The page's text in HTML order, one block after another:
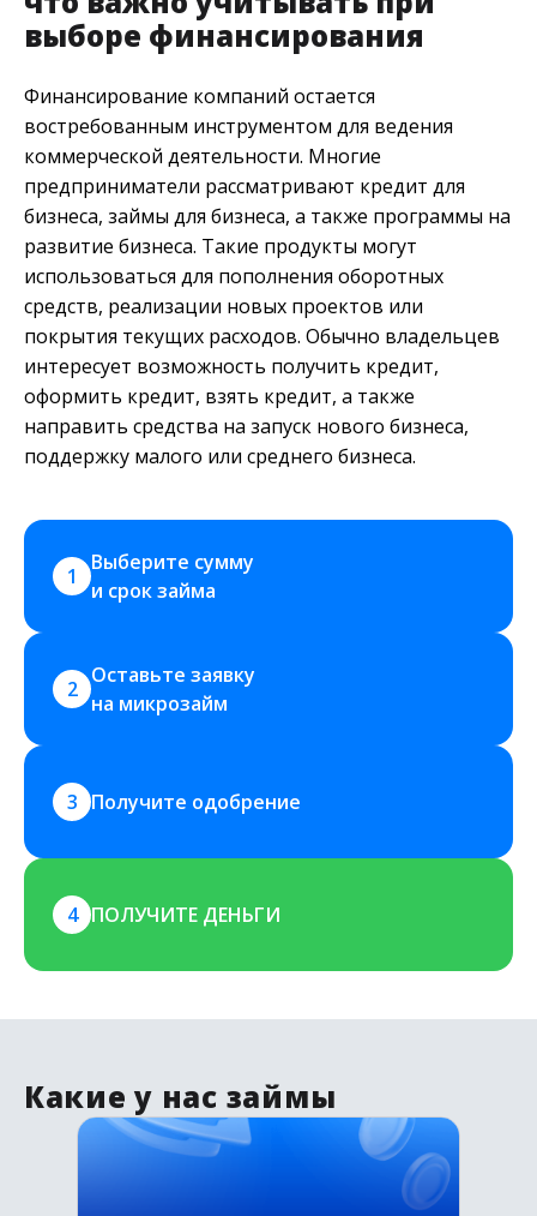
выборе финансирования
Финансирование компаний остается
востребованным инструментом для ведения
коммерческой деятельности. Многие
предприниматели рассматривают кредит для
бизнеса, займы для бизнеса, а также программы на
развитие бизнеса. Такие продукты могут
использоваться для пополнения оборотных
средств, реализации новых проектов или
покрытия текущих расходов. Обычно владельцев
интересует возможность получить кредит,
оформить кредит, взять кредит, а также
направить средства на запуск нового бизнеса,
поддержку малого или среднего бизнеса.
1
Выберите сумму
и срок займа
2
Оставьте заявку
на микрозайм
3 Получите одобрение
4 ПОЛУЧИТЕ ДЕНЬГИ
Какие у нас займы